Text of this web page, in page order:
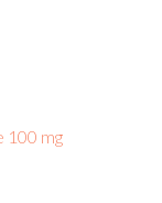
100 mg